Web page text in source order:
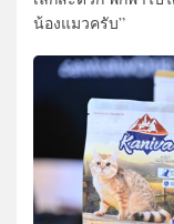
น้องแมวครับ”